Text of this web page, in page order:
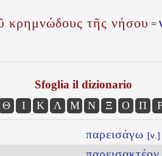
κρημνώδους τῆς νήσου =
Sfoglia il dizionario
Θ Ι Κ Λ Μ Ν Ξ Ο Π
παρεισάγω [v.]